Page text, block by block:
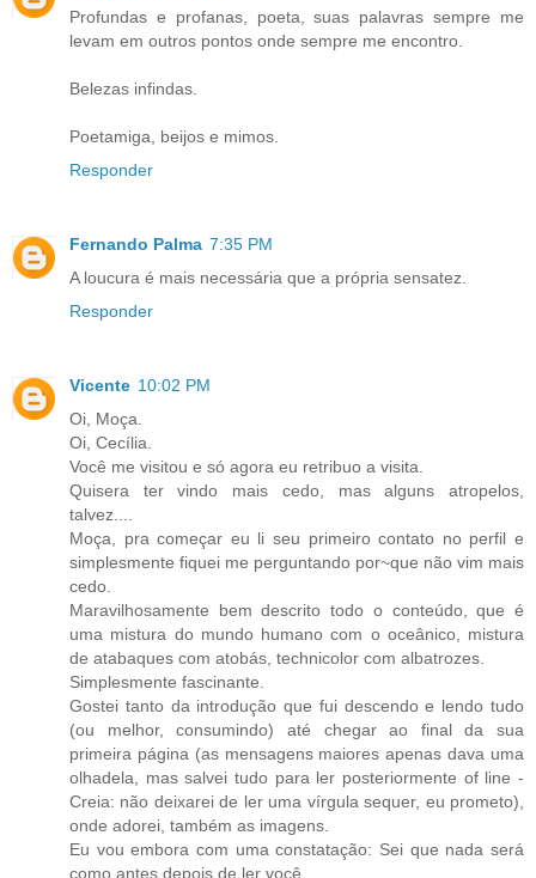
Profundas e profanas, poeta, suas palavras sempre me
levam em outros pontos onde sempre me encontro.
Belezas infindas.
Poetamiga, beijos e mimos.
Responder
Fernando Palma 7:35 PM
A loucura é mais necessária que a própria sensatez.
Responder
Vicente 10:02 PM
Oi, Moça.
Oi, Cecília.
Você me visitou e só agora eu retribuo a visita.
Quisera ter vindo mais cedo, mas alguns atropelos,
talvez....
Moça, pra começar eu li seu primeiro contato no perfil e
simplesmente fiquei me perguntando por~que não vim mais
cedo.
Maravilhosamente bem descrito todo o conteúdo, que é
uma mistura do mundo humano com o oceânico, mistura
de atabaques com atobás, technicolor com albatrozes.
Simplesmente fascinante.
Gostei tanto da introdução que fui descendo e lendo tudo
(ou melhor, consumindo) até chegar ao final da sua
primeira página (as mensagens maiores apenas dava uma
olhadela, mas salvei tudo para ler posteriormente of line -
Creia: não deixarei de ler uma vírgula sequer, eu prometo),
onde adorei, também as imagens.
Eu vou embora com uma constatação: Sei que nada será
como antes depois de ler você.